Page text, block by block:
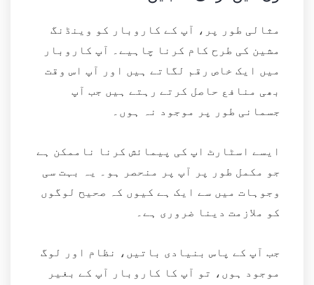
مثالی طور پر، آپ کے کاروبار کو وینڈنگ
مشین کی طرح کام کرنا چاہیے۔ آپ کاروبار
میں ایک خاص رقم لگاتے ہیں اور آپ اس وقت
بھی منافع حاصل کرتے رہتے ہیں جب آپ
جسمانی طور پر موجود نہ ہوں۔
ایسے اسٹارٹ اپ کی پیمائش کرنا ناممکن ہے
جو مکمل طور پر آپ پر منحصر ہو۔ یہ بہت سی
وجوہات میں سے ایک ہے کیوں کہ صحیح لوگوں
کو ملازمت دینا ضروری ہے۔
جب آپ کے پاس بنیادی باتیں، نظام اور لوگ
موجود ہوں، تو آپ کا کاروبار آپ کے بغیر